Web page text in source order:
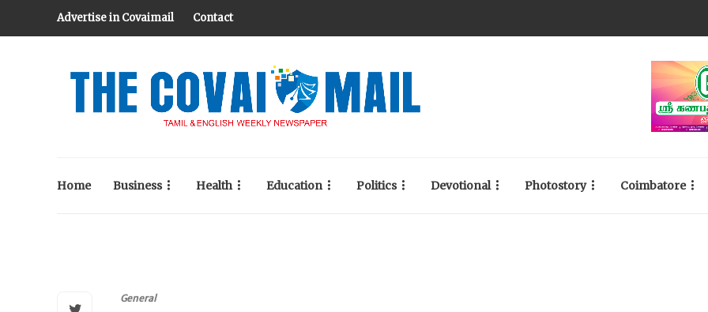
Advertise in Covaimail Contact
Home Business Health Education Politics Devotional Photostory Coimbatore
General